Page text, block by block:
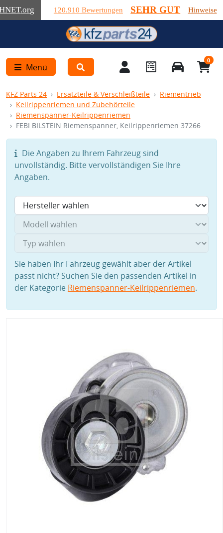
.org 120.910 Bewertungen SEHR GUT Hinweise
Menü
0
KFZ Parts 24 Ersatzteile & Verschleißteile
Riementrieb
Keilrippenriemen und Zubehörteile
Riemenspanner-Keilrippenriemen
FEBI BILSTEIN Riemenspanner, Keilrippenriemen 37266
Die Angaben zu Ihrem Fahrzeug sind
unvollständig. Bitte vervollständigen Sie Ihre
Angaben.
Sie haben Ihr Fahrzeug gewählt aber der Artikel
passt nicht? Suchen Sie den passenden Artikel in
der Kategorie Riemenspanner-Keilrippenriemen.